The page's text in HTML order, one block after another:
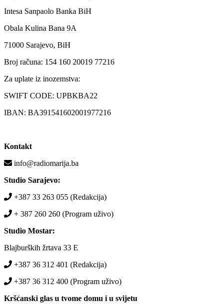
Intesa Sanpaolo Banka BiH
Obala Kulina Bana 9A
71000 Sarajevo, BiH
Broj računa: 154 160 20019 77216
Za uplate iz inozemstva:
SWIFT CODE: UPBKBA22
IBAN: BA391541602001977216
Kontakt
info@radiomarija.ba
Studio Sarajevo:
+387 33 263 055 (Redakcija)
+ 387 260 260 (Program uživo)
Studio Mostar:
Blajburških žrtava 33 E
+387 36 312 401 (Redakcija)
+387 36 312 400 (Program uživo)
Kršćanski glas u tvome domu i u svijetu